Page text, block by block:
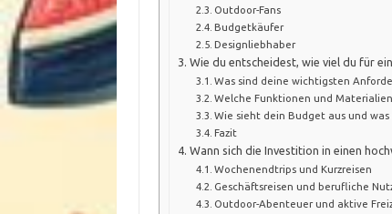
Outdoor-Fans
Budgetkäufer
Designliebhaber
Wie du entscheidest, wie viel du für
Was sind deine wichtigsten
Welche Funktionen und
Wie sieht dein Budget aus und
Fazit
Wann sich die Investition in einen
Wochenendtrips und Kurzreisen
Geschäftsreisen und berufliche
Outdoor-Abenteuer und aktive